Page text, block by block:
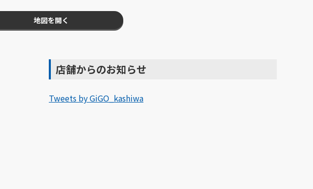
地図を開く
店舗からのお知らせ
Tweets by GiGO_kashiwa